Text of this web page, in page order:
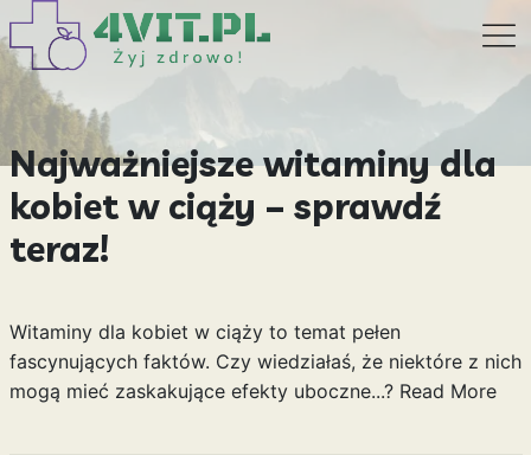
Najważniejsze witaminy dla
kobiet w ciąży – sprawdź
teraz!
Witaminy dla kobiet w ciąży to temat pełen
fascynujących faktów. Czy wiedziałaś, że niektóre z nich
mogą mieć zaskakujące efekty uboczne...? Read More